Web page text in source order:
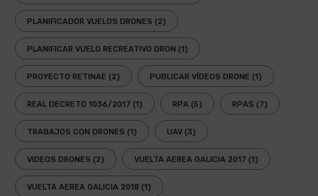
PLANIFICADOR VUELOS DRONES (2)
PLANIFICAR VUELO RECREATIVO DRON (1)
PROYECTO RETINAE (2) PUBLICAR VÍDEOS DRONE (1)
REAL DECRETO 1036/2017 (1) RPA (5) RPAS (7)
TRABAJOS CON DRONES (1) UAV (3)
VIDEOS DRONES (2) VUELTA AEREA GALICIA 2017 (1)
VUELTA AEREA GALICIA 2018 (1)